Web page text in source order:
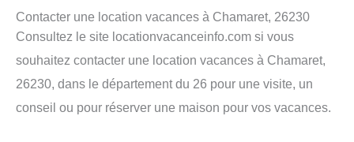
Contacter une location vacances à Chamaret, 26230
Consultez le site locationvacanceinfo.com si vous
souhaitez contacter une location vacances à Chamaret,
26230, dans le département du 26 pour une visite, un
conseil ou pour réserver une maison pour vos vacances.